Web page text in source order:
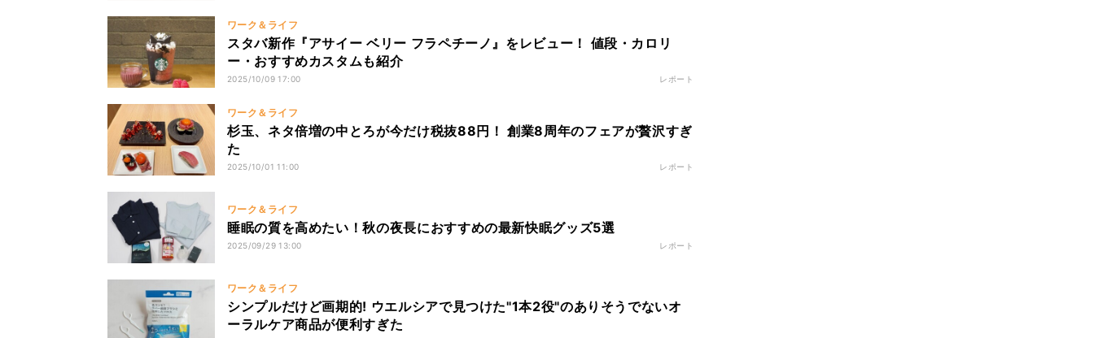
ワーク＆ライフ
スタバ新作『アサイー ベリー フラペチーノ』をレビュー！ 値段・カロリ
ー・おすすめカスタムも紹介
2025/10/09 17:00 レポート
ワーク＆ライフ
杉玉、ネタ倍増の中とろが今だけ税抜88円！ 創業8周年のフェアが贅沢すぎ
た
2025/10/01 11:00 レポート
ワーク＆ライフ
睡眠の質を高めたい！秋の夜長におすすめの最新快眠グッズ5選
2025/09/29 13:00 レポート
ワーク＆ライフ
シンプルだけど画期的! ウエルシアで見つけた"1本2役"のありそうでないオ
ーラルケア商品が便利すぎた